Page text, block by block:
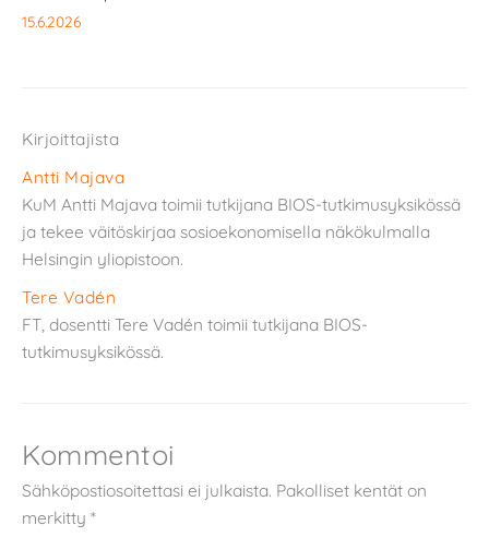
15.6.2026
Kirjoittajista
Antti Majava
KuM Antti Majava toimii tutkijana BIOS-tutkimusyksikössä
ja tekee väitöskirjaa sosioekonomisella näkökulmalla
Helsingin yliopistoon.
Tere Vadén
FT, dosentti Tere Vadén toimii tutkijana BIOS-
tutkimusyksikössä.
Kommentoi
Sähköpostiosoitettasi ei julkaista. Pakolliset kentät on
merkitty *